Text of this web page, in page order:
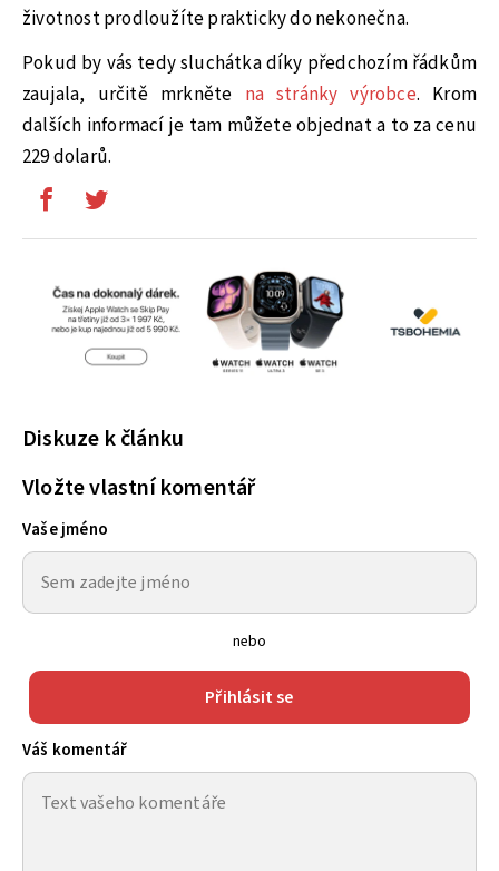
životnost prodloužíte prakticky do nekonečna.
Pokud by vás tedy sluchátka díky předchozím řádkům
zaujala, určitě mrkněte na stránky výrobce. Krom
dalších informací je tam můžete objednat a to za cenu
229 dolarů.
Diskuze k článku
Vložte vlastní komentář
Vaše jméno
nebo
Přihlásit se
Váš komentář